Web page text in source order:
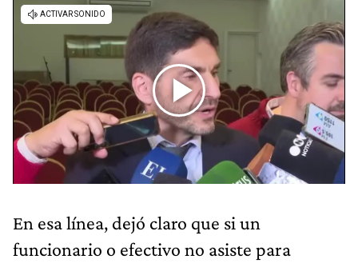
En esa línea, dejó claro que si un
funcionario o efectivo no asiste para